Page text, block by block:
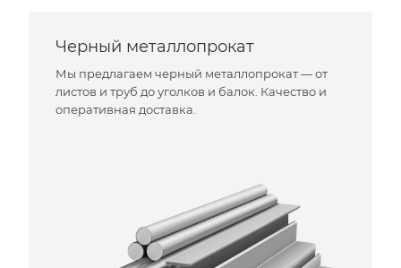
Черный металлопрокат
Мы предлагаем черный металлопрокат — от
листов и труб до уголков и балок. Качество и
оперативная доставка.